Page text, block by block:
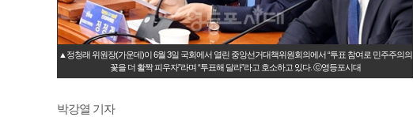
▲정청래 위원장(가운데)이 6월 3일 국회에서 열린 중앙선거대책위원회의에서 “투표 참여로 민주주의의
꽃을 더 활짝 피우자”라며 “투표해 달라”라고 호소하고 있다. ⓒ영등포시대
박강열 기자